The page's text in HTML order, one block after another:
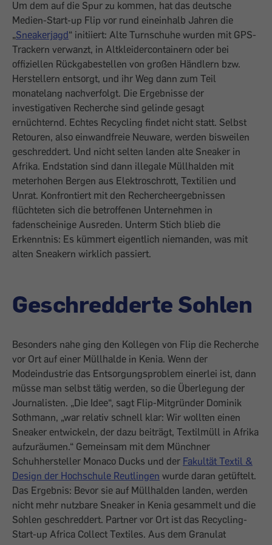
Um dem auf die Spur zu kommen, hat das deutsche
Medien-Start-up Flip vor rund eineinhalb Jahren die
„Sneakerjagd“ initiiert: Alte Turnschuhe wurden mit GPS-
Trackern verwanzt, in Altkleidercontainern oder bei
offiziellen Rückgabestellen von großen Händlern bzw.
Herstellern entsorgt, und ihr Weg dann zum Teil
monatelang nachverfolgt. Die Ergebnisse der
investigativen Recherche sind gelinde gesagt
ernüchternd. Echtes Recycling findet nicht statt. Selbst
Retouren, also einwandfreie Neuware, werden bisweilen
geschreddert. Und nicht selten landen alte Sneaker in
Afrika. Endstation sind dann illegale Müllhalden mit
meterhohen Bergen aus Elektroschrott, Textilien und
Unrat. Konfrontiert mit den Rechercheergebnissen
flüchteten sich die betroffenen Unternehmen in
fadenscheinige Ausreden. Unterm Stich blieb die
Erkenntnis: Es kümmert eigentlich niemanden, was mit
alten Sneakern wirklich passiert.
Geschredderte Sohlen
Besonders nahe ging den Kollegen von Flip die Recherche
vor Ort auf einer Müllhalde in Kenia. Wenn der
Modeindustrie das Entsorgungsproblem einerlei ist, dann
müsse man selbst tätig werden, so die Überlegung der
Journalisten. „Die Idee“, sagt Flip-Mitgründer Dominik
Sothmann, „war relativ schnell klar: Wir wollten einen
Sneaker entwickeln, der dazu beiträgt, Textilmüll in Afrika
aufzuräumen.“ Gemeinsam mit dem Münchner
Schuhhersteller Monaco Ducks und der Fakultät Textil &
Design der Hochschule Reutlingen wurde daran getüftelt.
Das Ergebnis: Bevor sie auf Müllhalden landen, werden
nicht mehr nutzbare Sneaker in Kenia gesammelt und die
Sohlen geschreddert. Partner vor Ort ist das Recycling-
Start-up Africa Collect Textiles. Aus dem Granulat